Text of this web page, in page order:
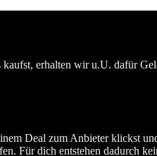
erhalten wir u.U. dafür
Deal zum Anbieter klickst
Für dich entstehen dadurch